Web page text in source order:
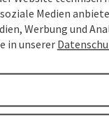
Medien
Werbung und
in unserer